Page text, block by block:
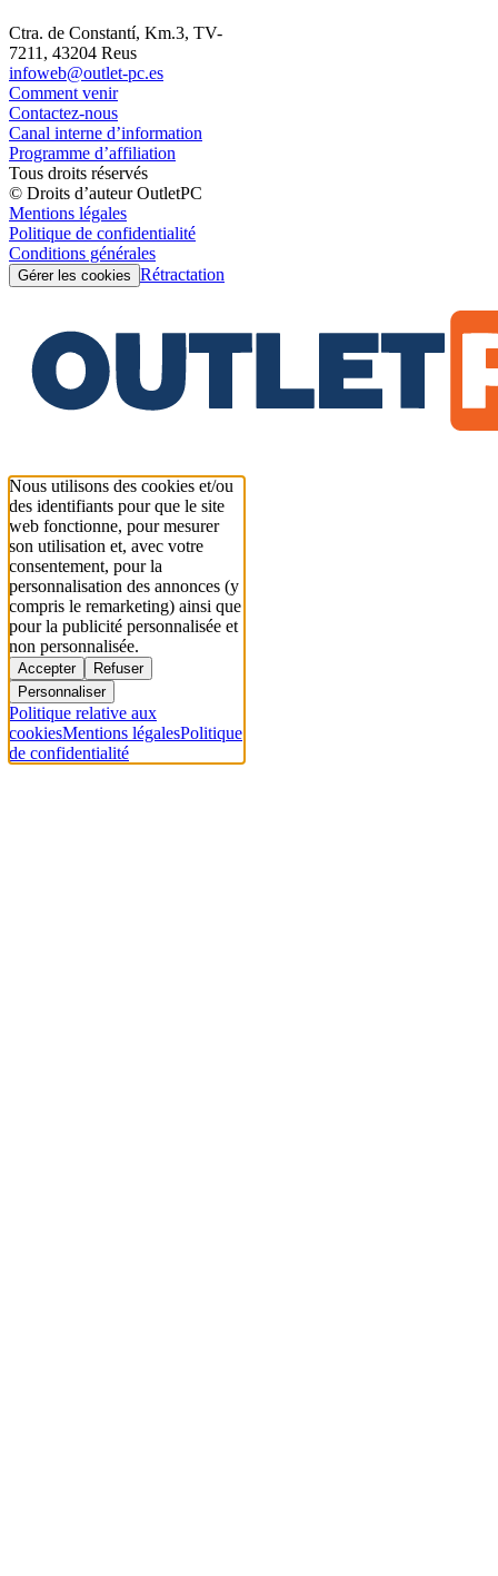
Ctra. de Constantí, Km.3, TV-
7211, 43204 Reus
infoweb@outlet-pc.es
Comment venir
Contactez-nous
Canal interne d’information
Programme d’affiliation
Tous droits réservés
© Droits d’auteur OutletPC
Mentions légales
Politique de confidentialité
Conditions générales
Gérer les cookies Rétractation
Nous utilisons des cookies et/ou
des identifiants pour que le site
web fonctionne, pour mesurer
son utilisation et, avec votre
consentement, pour la
personnalisation des annonces (y
compris le remarketing) ainsi que
pour la publicité personnalisée et
non personnalisée.
Accepter
Refuser
Personnaliser
Politique relative aux
cookiesMentions légalesPolitique
de confidentialité